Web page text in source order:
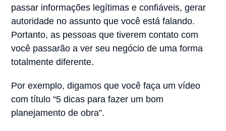
passar informações legítimas e confiáveis, gerar
autoridade no assunto que você está falando.
Portanto, as pessoas que tiverem contato com
você passarão a ver seu negócio de uma forma
totalmente diferente.
Por exemplo, digamos que você faça um vídeo
com título “5 dicas para fazer um bom
planejamento de obra”.